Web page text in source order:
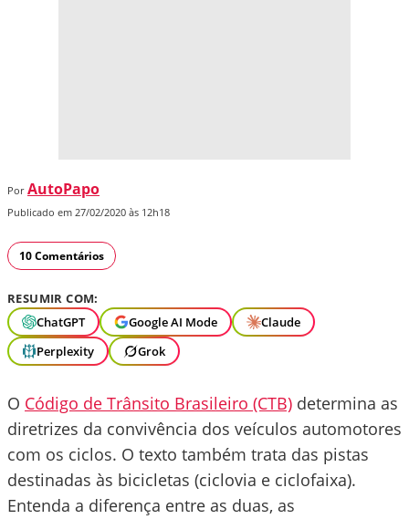
Por AutoPapo
Publicado em 27/02/2020 às 12h18
10 Comentários
RESUMIR COM:
ChatGPT
Google AI Mode
Claude
Perplexity
Grok
O Código de Trânsito Brasileiro (CTB) determina as
diretrizes da convivência dos veículos automotores
com os ciclos. O texto também trata das pistas
destinadas às bicicletas (ciclovia e ciclofaixa).
Entenda a diferença entre as duas, as